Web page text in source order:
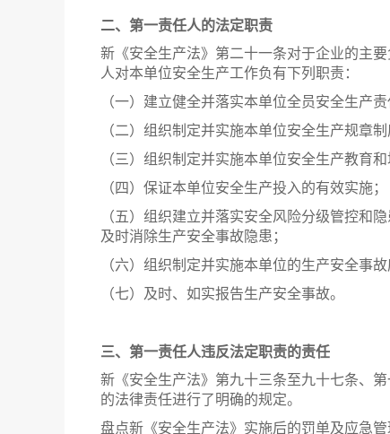
二、第一责任人的法定职责
新《安全生产法》第二十一条对于企业的主
人对本单位安全生产工作负有下列职责：
（一）建立健全并落实本单位全员安全生产
（二）组织制定并实施本单位安全生产规章制
（三）组织制定并实施本单位安全生产教育和
（四）保证本单位安全生产投入的有效实施；
（五）组织建立并落实安全风险分级管控和
及时消除生产安全事故隐患；
（六）组织制定并实施本单位的生产安全事故
（七）及时、如实报告生产安全事故。
三、第一责任人违反法定职责的责任
新《安全生产法》第九十三条至九十七条、
的法律责任进行了明确的规定。
盘点新《安全生产法》实施后的罚单及应急